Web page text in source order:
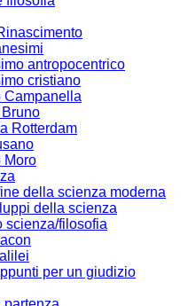
antropocentrico
cristiano
Campanella
Rotterdam
Moro
della scienza moderna
della scienza
scienza/filosofia
per un giudizio